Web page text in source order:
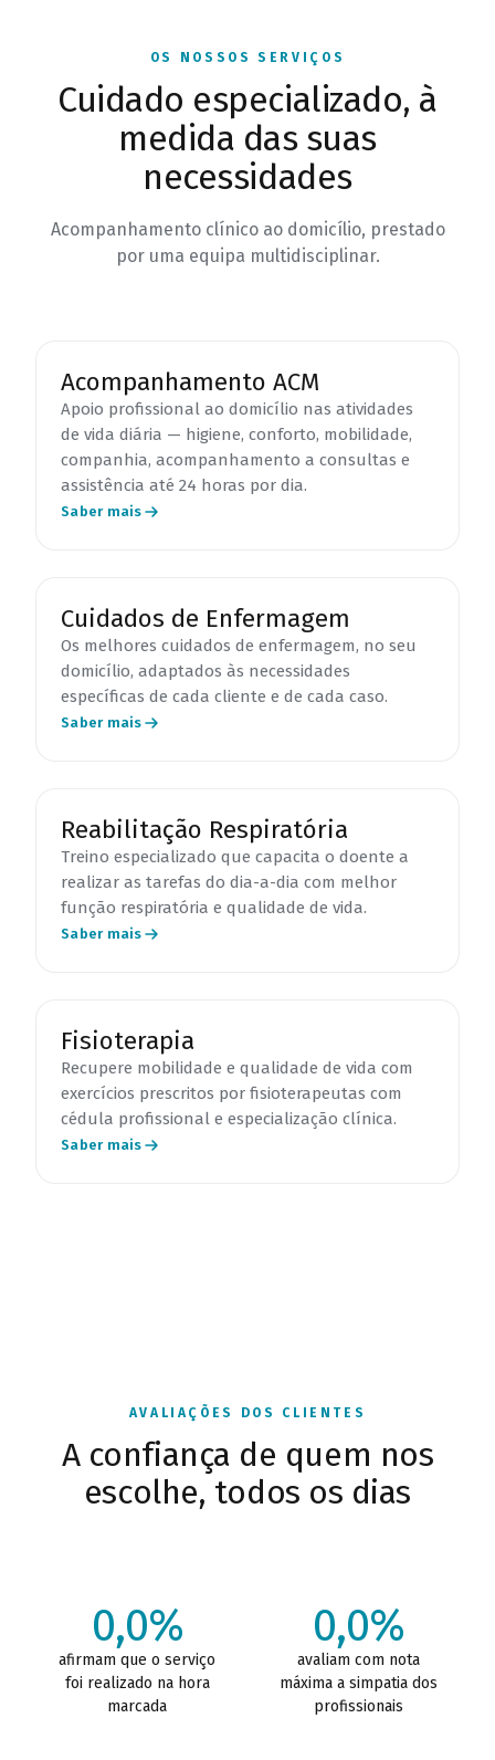
OS NOSSOS SERVIÇOS
Cuidado especializado, à
medida das suas
necessidades
Acompanhamento clínico ao domicílio, prestado
por uma equipa multidisciplinar.
Acompanhamento ACM
Apoio profissional ao domicílio nas atividades
de vida diária — higiene, conforto, mobilidade,
companhia, acompanhamento a consultas e
assistência até 24 horas por dia.
Saber mais
Cuidados de Enfermagem
Os melhores cuidados de enfermagem, no seu
domicílio, adaptados às necessidades
específicas de cada cliente e de cada caso.
Saber mais
Reabilitação Respiratória
Treino especializado que capacita o doente a
realizar as tarefas do dia-a-dia com melhor
função respiratória e qualidade de vida.
Saber mais
Fisioterapia
Recupere mobilidade e qualidade de vida com
exercícios prescritos por fisioterapeutas com
cédula profissional e especialização clínica.
Saber mais
AVALIAÇÕES DOS CLIENTES
A confiança de quem nos
escolhe, todos os dias
0,0%
afirmam que o serviço
foi realizado na hora
marcada
0,0%
avaliam com nota
máxima a simpatia dos
profissionais